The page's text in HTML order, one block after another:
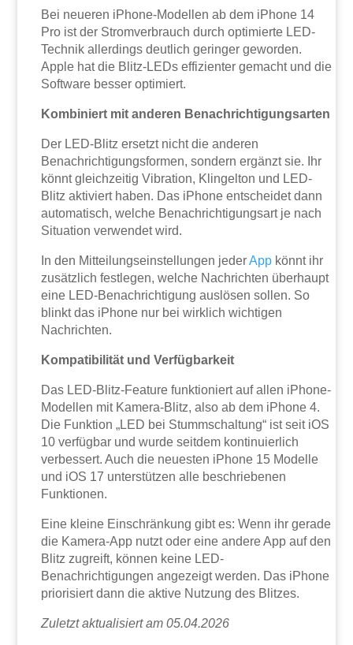
Bei neueren iPhone-Modellen ab dem iPhone 14
Pro ist der Stromverbrauch durch optimierte LED-
Technik allerdings deutlich geringer geworden.
Apple hat die Blitz-LEDs effizienter gemacht und die
Software besser optimiert.
Kombiniert mit anderen Benachrichtigungsarten
Der LED-Blitz ersetzt nicht die anderen
Benachrichtigungsformen, sondern ergänzt sie. Ihr
könnt gleichzeitig Vibration, Klingelton und LED-
Blitz aktiviert haben. Das iPhone entscheidet dann
automatisch, welche Benachrichtigungsart je nach
Situation verwendet wird.
In den Mitteilungseinstellungen jederApp könnt ihr
zusätzlich festlegen, welche Nachrichten überhaupt
eine LED-Benachrichtigung auslösen sollen. So
blinkt das iPhone nur bei wirklich wichtigen
Nachrichten.
Kompatibilität und Verfügbarkeit
Das LED-Blitz-Feature funktioniert auf allen iPhone-
Modellen mit Kamera-Blitz, also ab dem iPhone 4.
Die Funktion „LED bei Stummschaltung“ ist seit iOS
10 verfügbar und wurde seitdem kontinuierlich
verbessert. Auch die neuesten iPhone 15 Modelle
und iOS 17 unterstützen alle beschriebenen
Funktionen.
Eine kleine Einschränkung gibt es: Wenn ihr gerade
die Kamera-App nutzt oder eine andere App auf den
Blitz zugreift, können keine LED-
Benachrichtigungen angezeigt werden. Das iPhone
priorisiert dann die aktive Nutzung des Blitzes.
Zuletzt aktualisiert am 05.04.2026